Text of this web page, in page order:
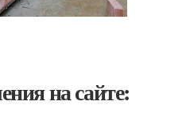
на сайте: